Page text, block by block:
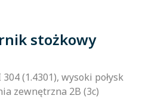
stożkowy
(1.4301), wysoki połysk
zewnętrzna 2B (3c)